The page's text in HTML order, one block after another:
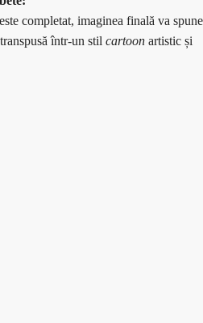
completat, imaginea finală va spune
într-un stil cartoon artistic și